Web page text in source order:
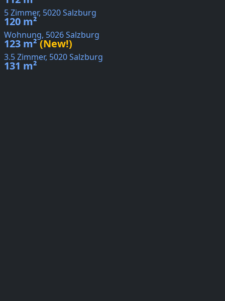
5 Zimmer, 5020 Salzburg
120 m²
Wohnung, 5026 Salzburg
123 m²(New!)
3.5 Zimmer, 5020 Salzburg
131 m²